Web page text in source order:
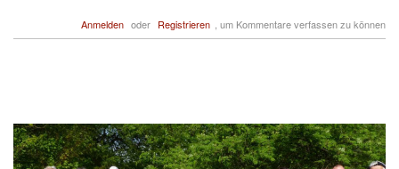
Anmelden oder Registrieren , um Kommentare verfassen zu können